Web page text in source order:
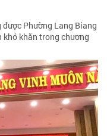
Phường Lang Biang
khó khăn trong chương